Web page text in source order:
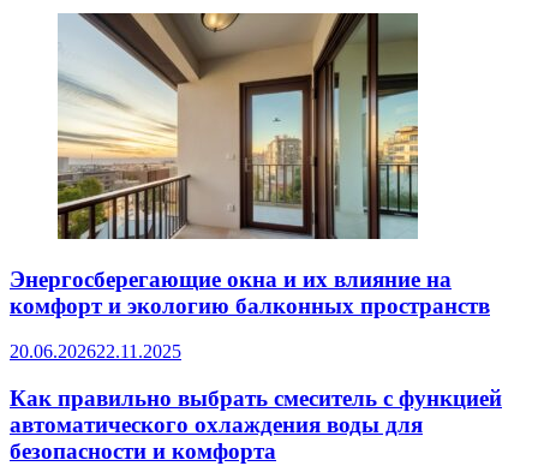
Энергосберегающие окна и их влияние на
комфорт и экологию балконных пространств
20.06.202622.11.2025
Как правильно выбрать смеситель с функцией
автоматического охлаждения воды для
безопасности и комфорта